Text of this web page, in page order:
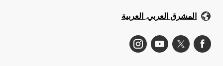
المشرق العربي, العربية